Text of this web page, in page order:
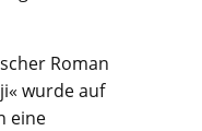
Roman
wurde auf
eine